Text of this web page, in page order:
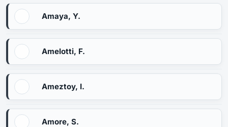
Amaya, Y.
Amelotti, F.
Ameztoy, I.
Amore, S.